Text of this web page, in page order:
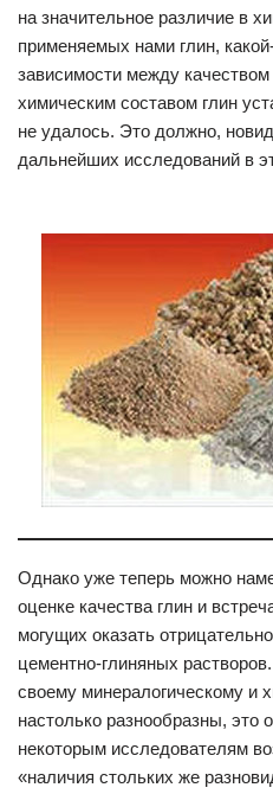
на значительное различие в
применяемых нами глин,
зависимости между
химическим составом глин
не удалось. Это должно,
дальнейших исследований в
Однако уже теперь можно
оценке качества глин и
могущих оказать
цементно-глиняных
своему минералогическому и
настолько разнообразны, это
некоторым исследователям
«наличия стольких же